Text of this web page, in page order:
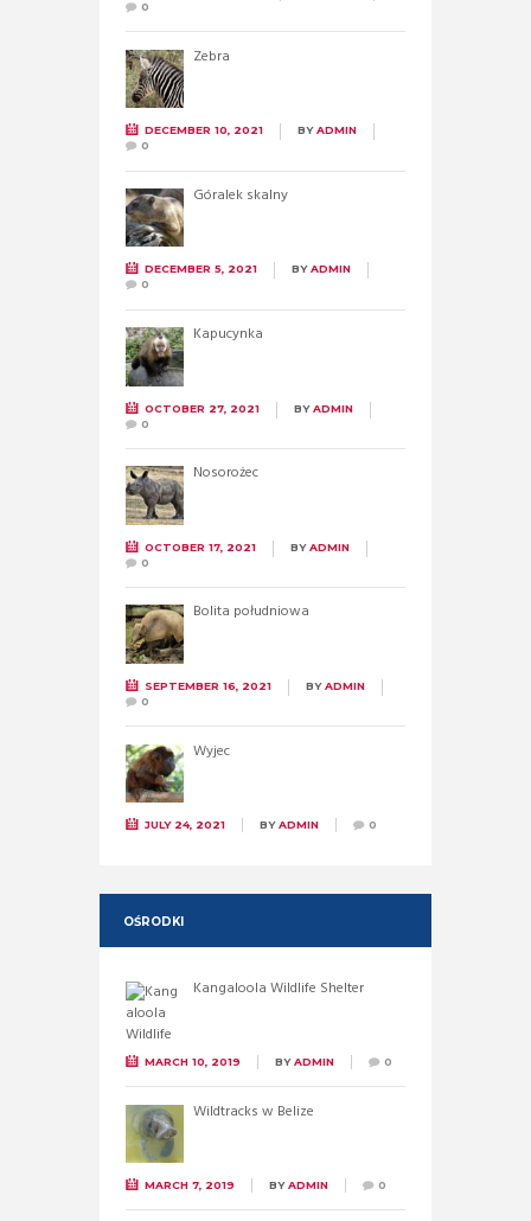
0
Zebra
DECEMBER 10, 2021 BYADMIN
0
Góralek skalny
DECEMBER 5, 2021 BYADMIN
0
Kapucynka
OCTOBER 27, 2021 BYADMIN
0
Nosorożec
OCTOBER 17, 2021 BYADMIN
0
Bolita południowa
SEPTEMBER 16, 2021 BYADMIN
0
Wyjec
JULY 24, 2021 BYADMIN 0
OŚRODKI
Kangaloola Wildlife Shelter
MARCH 10, 2019 BYADMIN 0
Wildtracks w Belize
MARCH 7, 2019 BYADMIN 0